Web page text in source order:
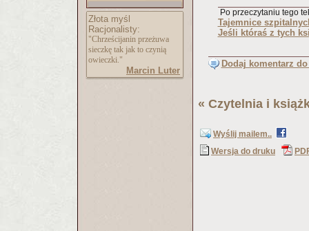
Złota myśl
Racjonalisty:
"Chrześcijanin przeżuwa
sieczkę tak jak to czynią
owieczki."
Marcin Luter
Po przeczytaniu tego
Tajemnice
Jeśli któraś z tych
Dodaj komentarz
« Czytelnia i
Wyślij mailem..
Wersja do druku